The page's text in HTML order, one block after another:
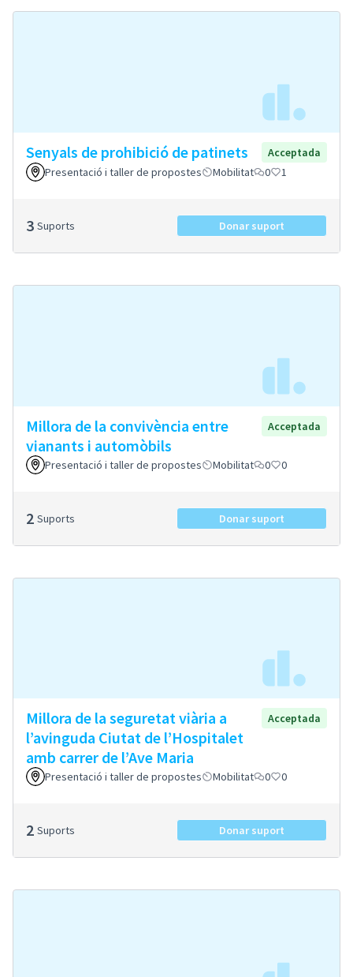
Senyals de prohibició de patinets
Acceptada
Presentació i taller de propostes
Mobilitat 0 1
3 Suports Donar suport
Millora de la convivència entre
vianants i automòbils
Acceptada
Presentació i taller de propostes Mobilitat 0 0
2 Suports Donar suport
Millora de la seguretat viària a
l’avinguda Ciutat de l’Hospitalet
amb carrer de l’Ave Maria
Acceptada
Presentació i taller de propostes Mobilitat 0 0
2 Suports Donar suport